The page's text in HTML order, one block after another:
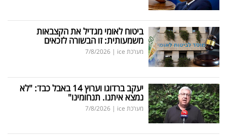
ביטוח לאומי מגדיל את הקצבאות
משמעותית: זו הבשורה לזכאים
מערכת ice |
7/8/2026
יעקב ברדוגו וערוץ 14 באבל כבד: "לא
נמצא איתנו. תנחומינו"
מערכת ice |
7/8/2026